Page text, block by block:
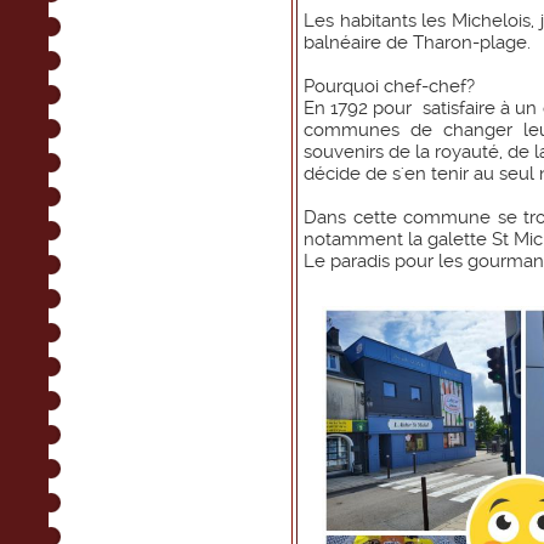
Les habitants les
balnéaire de Tharon-plage.
Pourquoi chef-chef?
En 1792 pour satisfaire à
communes de changer
souvenirs de la royauté, de
décide de s'en tenir au seul
Dans cette commune se
notamment la galette St
Le paradis pour les